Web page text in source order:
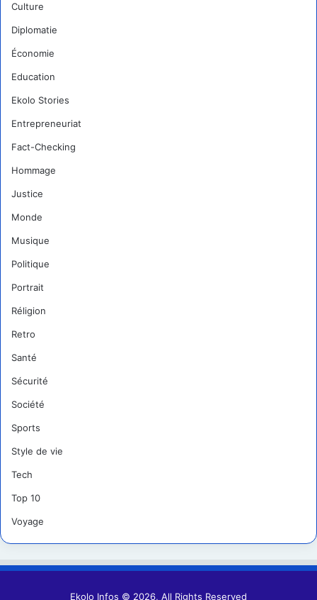
Culture
Diplomatie
Économie
Education
Ekolo Stories
Entrepreneuriat
Fact-Checking
Hommage
Justice
Monde
Musique
Politique
Portrait
Réligion
Retro
Santé
Sécurité
Société
Sports
Style de vie
Tech
Top 10
Voyage
Ekolo Infos © 2026, All Rights Reserved